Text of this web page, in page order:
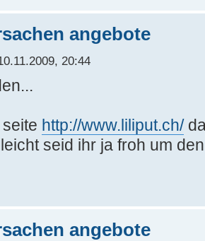
angebote
20:44
http://www.liliput.ch/
seid ihr ja froh um
angebote